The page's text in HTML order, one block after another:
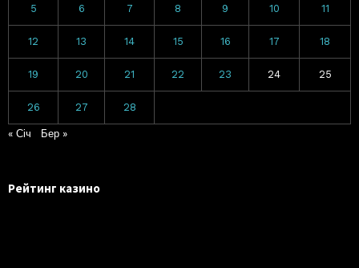
5 6 7 8 9 10 11
12 13 14 15 16 17 18
19 20 21 22 23 24 25
26 27 28
« Січ Бер »
Рейтинг казино